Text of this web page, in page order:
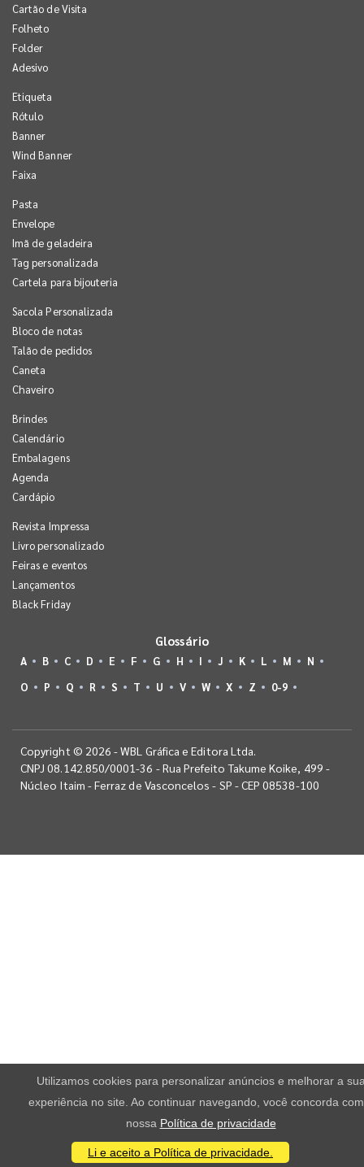
Cartão de Visita
Folheto
Folder
Adesivo
Etiqueta
Rótulo
Banner
Wind Banner
Faixa
Pasta
Envelope
Imã de geladeira
Tag personalizada
Cartela para bijouteria
Sacola Personalizada
Bloco de notas
Talão de pedidos
Caneta
Chaveiro
Brindes
Calendário
Embalagens
Agenda
Cardápio
Revista Impressa
Livro personalizado
Feiras e eventos
Lançamentos
Black Friday
Glossário
A B C D E F G H I J K L M
N
O
P Q R S T U V W X Z 0-9
Copyright © 2026 - WBL Gráfica e Editora Ltda.
CNPJ 08.142.850/0001-36 - Rua Prefeito Takume Koike, 499 -
Núcleo Itaim - Ferraz de Vasconcelos - SP - CEP 08538-100
Utilizamos cookies para personalizar anúncios e melhorar a
experiência no site. Ao continuar navegando, você concorda
nossa Política de privacidade
Li e aceito a Política de privacidade.